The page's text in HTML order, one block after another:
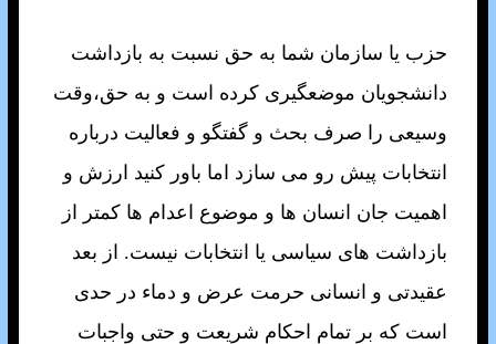
حزب يا سازمان شما به حق نسبت به بازداشت
دانشجويان موضعگيری کرده است و به حق،وقت
وسيعی را صرف بحث و گفتگو و فعاليت درباره
انتخابات پيش رو می سازد اما باور کنيد ارزش و
اهميت جان انسان ها و موضوع اعدام ها کمتر از
بازداشت های سياسی يا انتخابات نيست. از بعد
عقيدتی و انسانی حرمت عرض و دماء در حدی
است که بر تمام احکام شريعت و حتی واجبات